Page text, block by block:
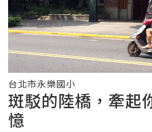
台北市永樂國小
斑駁的陸橋，牽起
憶